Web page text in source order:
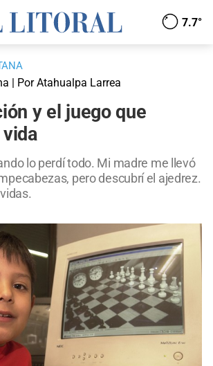
7.7°
| Por Atahualpa Larrea
y el juego que
lo perdí todo. Mi madre me llevó
pero descubrí el ajedrez.